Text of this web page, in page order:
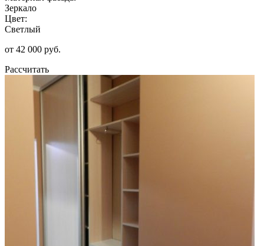
Зеркало
Цвет:
Светлый
от 42 000 руб.
Рассчитать